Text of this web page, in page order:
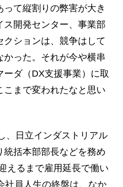
って縦割りの弊害が大き
ス開発センター、事業部
ションは、競争はして
かった。それが今や横串
ーダ（DX支援事業）に取
こまで変われたなと思い
、日立インダストリアル
統括本部部長などを務め
えるまで雇用延長で働い
社員人生の終盤は、なか